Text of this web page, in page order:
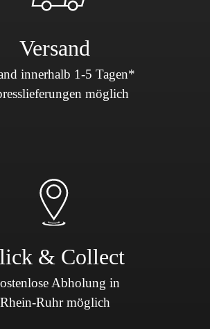
Versand
innerhalb 1-5 Tagen*
möglich
& Collect
Abholung in
Rhein-Ruhr möglich